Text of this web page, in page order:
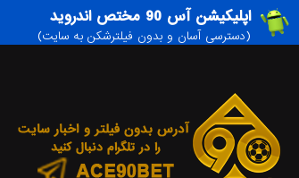
اپلیکیشن آس 90 مختص اندروید
(دسترسی آسان و بدون فیلترشکن به سایت)